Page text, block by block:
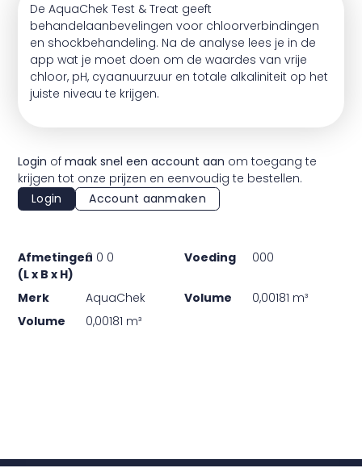
De AquaChek Test & Treat geeft
behandelaanbevelingen voor chloorverbindingen
en shockbehandeling. Na de analyse lees je in de
app wat je moet doen om de waardes van vrije
chloor, pH, cyaanuurzuur en totale alkaliniteit op het
juiste niveau te krijgen.
Login of maak snel een account aan om toegang te
krijgen tot onze prijzen en eenvoudig te bestellen.
Login
Account aanmaken
Afmetingen
(L x B x H)
0 0 0 Voeding 000
Merk AquaChek Volume
0,00181 m³
Volume
0,00181 m³